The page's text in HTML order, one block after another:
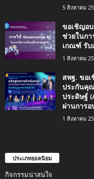
5 สิงหาคม
ขอเชิญอ
ช่วยในก
เกณฑ์ รับ
1 สิงหาคม
สพฐ. ขอ
ประกันคุ
ประดิษฐ์
ผ่านการอ
1 สิงหาคม
ประเภทยอดนิยม
กิจกรรมน่าสนใจ